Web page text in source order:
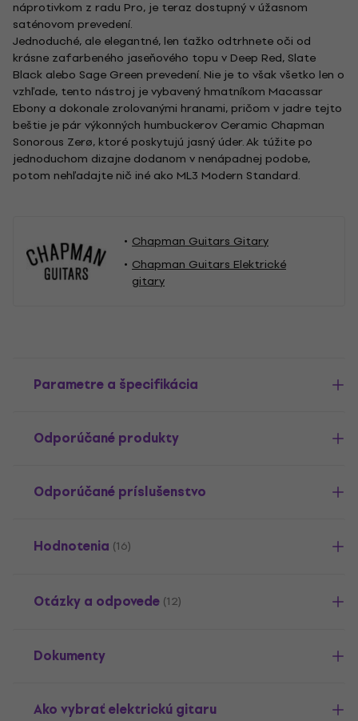
náprotivkom z radu Pro, je teraz dostupný v úžasnom
saténovom prevedení.
Jednoduché, ale elegantné, len ťažko odtrhnete oči od
krásne zafarbeného jaseňového topu v Deep Red, Slate
Black alebo Sage Green prevedení. Nie je to však všetko len o
vzhľade, tento nástroj je vybavený hmatníkom Macassar
Ebony a dokonale zrolovanými hranami, pričom v jadre tejto
beštie je pár výkonných humbuckerov Ceramic Chapman
Sonorous Zerø, ktoré poskytujú jasný úder. Ak túžite po
jednoduchom dizajne dodanom v nenápadnej podobe,
potom nehľadajte nič iné ako ML3 Modern Standard.
Chapman Guitars Gitary
Chapman Guitars Elektrické
gitary
Parametre a špecifikácia
Odporúčané produkty
Odporúčané príslušenstvo
Hodnotenia (16)
Otázky a odpovede (12)
Dokumenty
Ako vybrať elektrickú gitaru